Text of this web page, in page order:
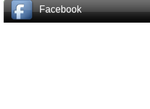
Facebook